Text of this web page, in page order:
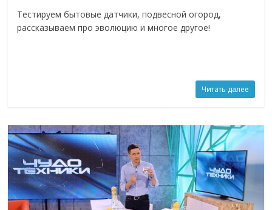
Тестируем бытовые датчики, подвесной огород,
рассказываем про эволюцию и многое другое!
Читать далее